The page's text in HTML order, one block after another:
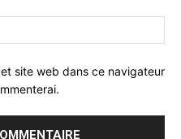
:
site web dans ce navigateur